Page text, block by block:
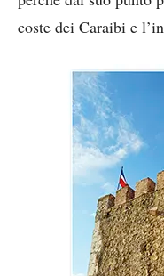
coste dei Caraibi e